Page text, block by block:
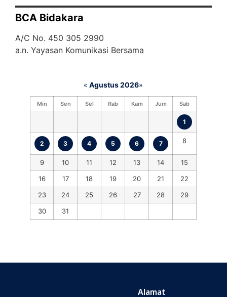
BCA Bidakara
A/C No. 450 305 2990
a.n. Yayasan Komunikasi Bersama
« Agustus 2026»
Min Sen Sel Rab Kam Jum Sab
1
2 3 4 5 6 7 8
9 10 11 12 13 14
15
16
17 18 19 20 21
22
23
24 25 26 27 28
29
30
31
Alamat